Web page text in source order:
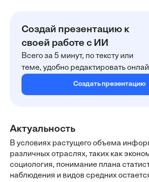
Создай презентацию к
своей работе с ИИ
Всего за 5 минут, по тексту или
теме, удобно редактировать
Создать презентацию
Актуальность
В условиях растущего объема
различных отраслях, таких как
социология, понимание плана
наблюдения и видов средних